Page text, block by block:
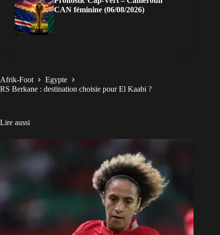
CAN féminine (06/08/2026)
Afrik-Foot
Egypte
RS Berkane : destination choisie pour El Kaabi ?
Lire aussi